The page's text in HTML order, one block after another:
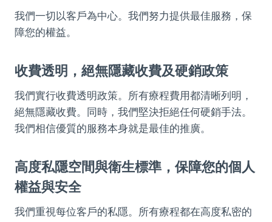
我們一切以客戶為中心。我們努力提供最佳服務，保
障您的權益。
收費透明，絕無隱藏收費及硬銷政策
我們實行收費透明政策。所有療程費用都清晰列明，
絕無隱藏收費。同時，我們堅決拒絕任何硬銷手法。
我們相信優質的服務本身就是最佳的推廣。
高度私隱空間與衛生標準，保障您的個人
權益與安全
我們重視每位客戶的私隱。所有療程都在高度私密的